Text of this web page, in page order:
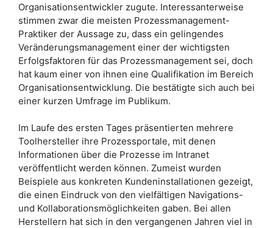
Organisationsentwickler zugute. Interessanterweise
stimmen zwar die meisten Prozessmanagement-
Praktiker der Aussage zu, dass ein gelingendes
Veränderungsmanagement einer der wichtigsten
Erfolgsfaktoren für das Prozessmanagement sei, doch
hat kaum einer von ihnen eine Qualifikation im Bereich
Organisationsentwicklung. Die bestätigte sich auch bei
einer kurzen Umfrage im Publikum.
Im Laufe des ersten Tages präsentierten mehrere
Toolhersteller ihre Prozessportale, mit denen
Informationen über die Prozesse im Intranet
veröffentlicht werden können. Zumeist wurden
Beispiele aus konkreten Kundeninstallationen gezeigt,
die einen Eindruck von den vielfältigen Navigations-
und Kollaborationsmöglichkeiten gaben. Bei allen
Herstellern hat sich in den vergangenen Jahren viel in